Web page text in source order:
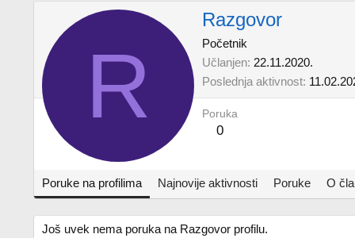
R
Razgovor
Početnik
Učlanjen 22.11.2020.
Poslednja aktivnost
Poruka
0
Poruke na profilima Najnovije aktivnosti Poruke O
Još uvek nema poruka na Razgovor profilu.